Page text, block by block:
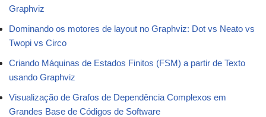
Graphviz
Dominando os motores de layout no Graphviz: Dot vs Neato vs
Twopi vs Circo
Criando Máquinas de Estados Finitos (FSM) a partir de Texto
usando Graphviz
Visualização de Grafos de Dependência Complexos em
Grandes Base de Códigos de Software